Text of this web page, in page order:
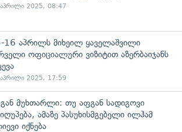
2025, 08:47
16 აპრილს მიხეილ ყაველაშვილი
ოფიციალური ვიზიტით აზერბაიჯანს
2025, 17:59
მუხთარლი: თუ აფგან სადიგოვი
ამაზე პასუხისმგებელი ილჰამ
იქნება